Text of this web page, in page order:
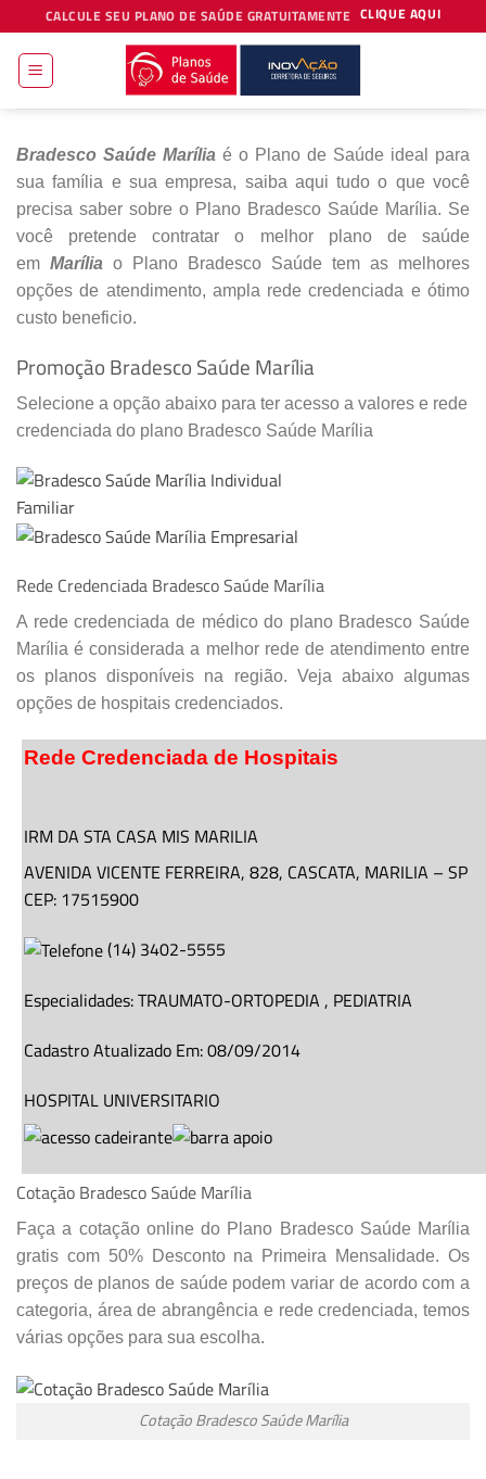
to
content
CALCULE SEU PLANO DE SAÚDE GRATUITAMENTE CLIQUE AQUI
Bradesco Saúde Marília é o Plano de Saúde ideal para
sua família e sua empresa, saiba aqui tudo o que você
precisa saber sobre o Plano Bradesco Saúde Marília. Se
você pretende contratar o melhor plano de saúde
em Marília o Plano Bradesco Saúde tem as melhores
opções de atendimento, ampla rede credenciada e ótimo
custo beneficio.
Promoção Bradesco Saúde Marília
Selecione a opção abaixo para ter acesso a valores e rede
credenciada do plano Bradesco Saúde Marília
Rede Credenciada Bradesco Saúde Marília
A rede credenciada de médico do plano Bradesco Saúde
Marília é considerada a melhor rede de atendimento entre
os planos disponíveis na região. Veja abaixo algumas
opções de hospitais credenciados.
Rede Credenciada de Hospitais
IRM DA STA CASA MIS MARILIA
AVENIDA VICENTE FERREIRA, 828, CASCATA, MARILIA – SP
CEP: 17515900
(14) 3402-5555
Especialidades:TRAUMATO-ORTOPEDIA , PEDIATRIA
Cadastro Atualizado Em:08/09/2014
HOSPITAL UNIVERSITARIO
R DR PROSPERO C COIMBRA,80
(14)2105-4500
Especialidades:CARDIOLOGIA,CIRURGIA GERAL,CIRURGIA
PEDIATRICA,CIRURGIA DE CABECA E PESCOCO
MEDICA, ENDOCRINOLOGIA,GASTROENTEROLOGIA
PEDIATRIA,PNEUMOLOGIA,PROCTOLOGIA
Cotação Bradesco Saúde Marília
Faça a cotação online do Plano Bradesco Saúde Marília
gratis com 50% Desconto na Primeira Mensalidade. Os
preços de planos de saúde podem variar de acordo com a
categoria, área de abrangência e rede credenciada, temos
várias opções para sua escolha.
Cotação Bradesco Saúde Marília